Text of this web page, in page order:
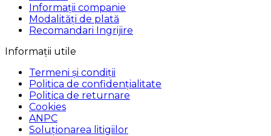
Informații companie
Modalități de plată
Recomandari Ingrijire
Informații utile
Termeni și condiții
Politica de confidențialitate
Politica de returnare
Cookies
ANPC
Soluționarea litigiilor